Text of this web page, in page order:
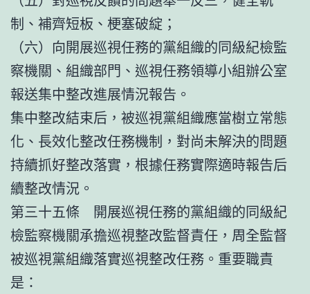
制、補齊短板、梗塞破綻；
（六）向開展巡視任務的黨組織的同級紀檢監
察機關、組織部門、巡視任務領導小組辦公室
報送集中整改進展情況報告。
集中整改結束后，被巡視黨組織應當樹立常態
化、長效化整改任務機制，對尚未解決的問題
持續抓好整改落實，根據任務實際適時報告后
續整改情況。
第三十五條 開展巡視任務的黨組織的同級紀
檢監察機關承擔巡視整改監督責任，周全監督
被巡視黨組織落實巡視整改任務。重要職責
是：